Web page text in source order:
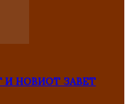
И НОВИОТ ЗАВЕТ